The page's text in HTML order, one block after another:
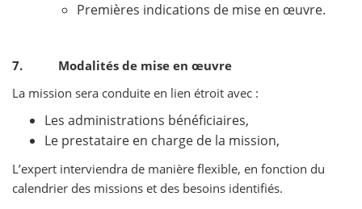
Premières indications de mise en œuvre.
7. Modalités de mise en œuvre
La mission sera conduite en lien étroit avec :
Les administrations bénéficiaires,
Le prestataire en charge de la mission,
L’expert interviendra de manière flexible, en fonction du
calendrier des missions et des besoins identifiés.